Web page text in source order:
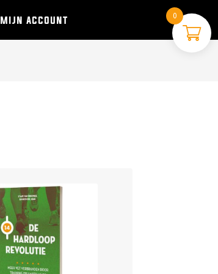
mijn account 0